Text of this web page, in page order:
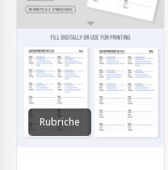
Rubriche